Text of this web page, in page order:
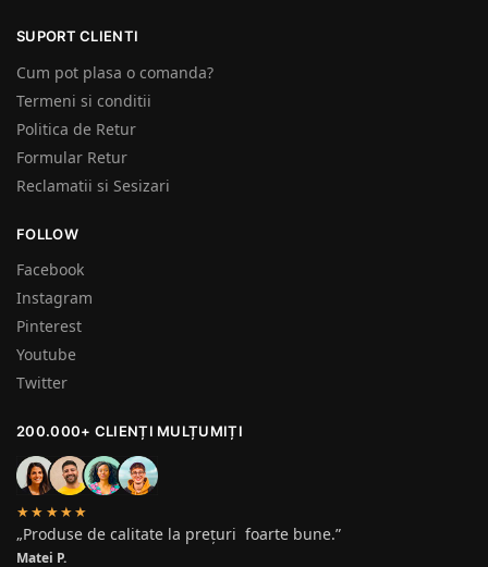
SUPORT CLIENTI
Cum pot plasa o comanda?
Termeni si conditii
Politica de Retur
Formular Retur
Reclamatii si Sesizari
FOLLOW
Facebook
Instagram
Pinterest
Youtube
Twitter
200.000+ CLIENȚI MULȚUMIȚI
★★★★★
„Produse de calitate la prețuri foarte bune.”
Matei P.